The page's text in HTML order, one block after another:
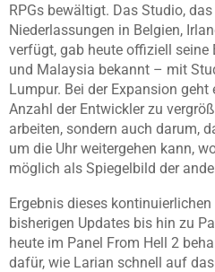
RPGs bewältigt. Das Studio,
Niederlassungen in Belgien,
verfügt, gab heute offiziell seine
und Malaysia bekannt – mit
Lumpur. Bei der Expansion
Anzahl der Entwickler zu
arbeiten, sondern auch darum,
um die Uhr weitergehen kann,
möglich als Spiegelbild der
Ergebnis dieses
bisherigen Updates bis hin zu
heute im Panel From Hell 2
dafür, wie Larian schnell auf